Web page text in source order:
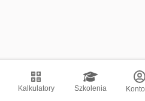
Kalkulatory Szkolenia Konto